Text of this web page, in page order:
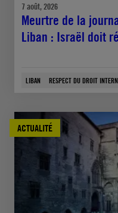
7 août, 2026
Meurtre de la
Liban : Israël doit
LIBAN RESPECT DU DROIT
ACTUALITÉ